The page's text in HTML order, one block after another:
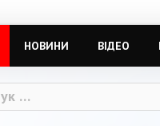
НОВИНИ ВІДЕО